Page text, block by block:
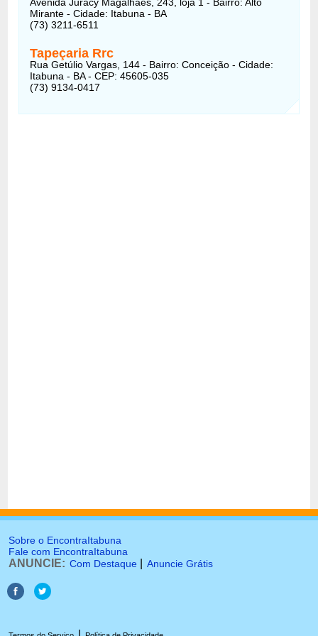
Mirante - Cidade: Itabuna - BA
(73) 3211-6511
Tapeçaria Rrc
Rua Getúlio Vargas, 144 - Bairro: Conceição - Cidade:
Itabuna - BA - CEP: 45605-035
(73) 9134-0417
Sobre o EncontraItabuna
Fale com EncontraItabuna
ANUNCIE: Com Destaque Anuncie Grátis